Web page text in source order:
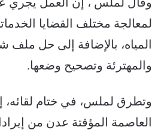
لمعالجة مختلف القضايا
المياه، بالإضافة إلى حل ملف
والمهترئة وتصحيح وضعها.
وتطرق لملس، في ختام لقائه،
العاصمة المؤقتة عدن من